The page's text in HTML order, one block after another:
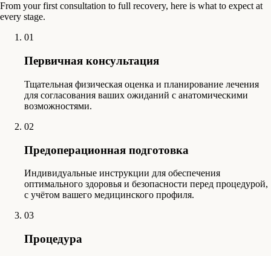
From your first consultation to full recovery, here is what to expect at
every stage.
01
Первичная консультация
Тщательная физическая оценка и планирование лечения
для согласования ваших ожиданий с анатомическими
возможностями.
02
Предоперационная подготовка
Индивидуальные инструкции для обеспечения
оптимального здоровья и безопасности перед процедурой,
с учётом вашего медицинского профиля.
03
Процедура